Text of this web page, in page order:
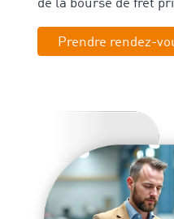
de la bourse de fret
Prendre rendez-